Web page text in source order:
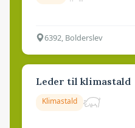
6392, Bolderslev
Leder til klimastald
Klimastald